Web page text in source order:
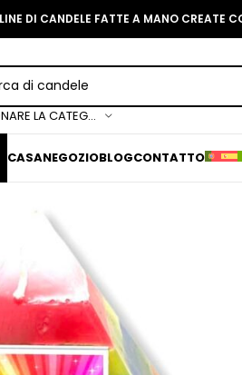
DI CANDELE FATTE A MANO CREATE
SELEZIONARE LA CATEGORIA
CASANEGOZIOBLOGCONTATTO